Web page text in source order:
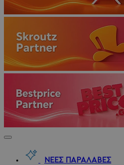
ΝΕΕΣ ΠΑΡΑΛΑΒΕΣ